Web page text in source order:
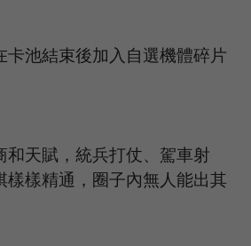
卡池結束後加入自選機體碎片
和天賦，統兵打仗、駕車射
樣樣精通，圈子內無人能出其